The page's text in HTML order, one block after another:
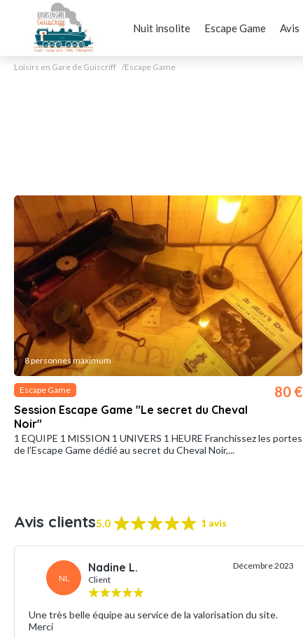
Nuit insolite Escape Game Avis
Loisirs en Gare de Guiscriff Escape Game
8 personnes maximum
Escape Game
Session Escape Game "Le secret du Cheval
Noir"
80 €
1 EQUIPE 1 MISSION 1 UNIVERS 1 HEURE Franchissez les portes
de l’Escape Game dédié au secret du Cheval Noir,...
Avis clients5.0 1 avis
NL
Nadine L.
Client
Décembre 2023
Une très belle équipe au service de la valorisation du site.
Merci